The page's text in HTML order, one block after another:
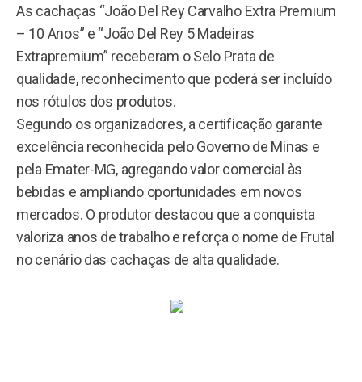
As cachaças “João Del Rey Carvalho Extra Premium
– 10 Anos” e “João Del Rey 5 Madeiras
Extrapremium” receberam o Selo Prata de
qualidade, reconhecimento que poderá ser incluído
nos rótulos dos produtos.
Segundo os organizadores, a certificação garante
excelência reconhecida pelo Governo de Minas e
pela Emater-MG, agregando valor comercial às
bebidas e ampliando oportunidades em novos
mercados. O produtor destacou que a conquista
valoriza anos de trabalho e reforça o nome de Frutal
no cenário das cachaças de alta qualidade.